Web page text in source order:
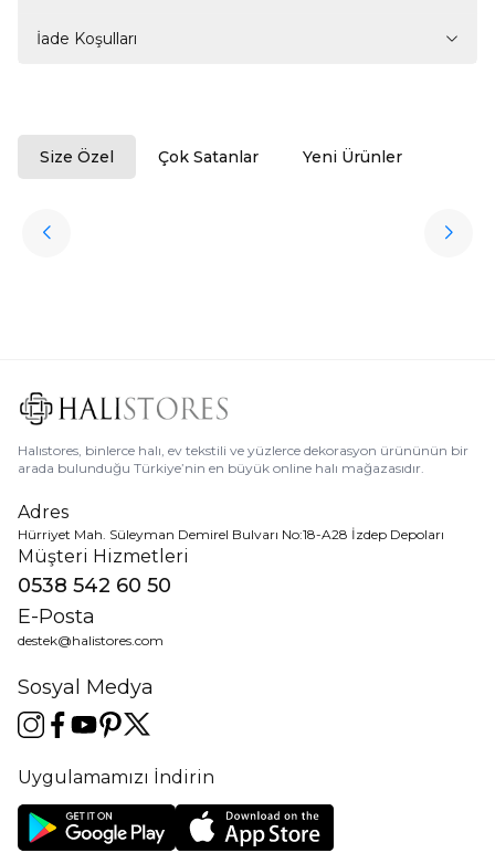
İade Koşulları
Size Özel Çok Satanlar Yeni Ürünler
Favorilere Ekle
Halıstores
3.909,80
Halıstores, binlerce halı, ev tekstili ve yüzlerce dekorasyon ürününün bir
arada bulunduğu Türkiye’nin en büyük online halı mağazasıdır.
Adres
Hürriyet Mah. Süleyman Demirel Bulvarı No:18-A28 İzdep Depoları
Müşteri Hizmetleri
0538 542 60 50
E-Posta
destek@halistores.com
Sosyal Medya
Uygulamamızı İndirin